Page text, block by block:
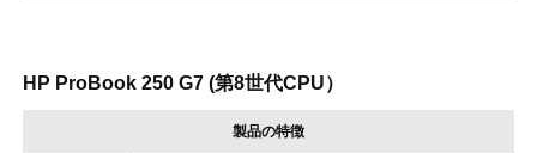
HP ProBook 250 G7 (第8世代CPU）
製品の特徴